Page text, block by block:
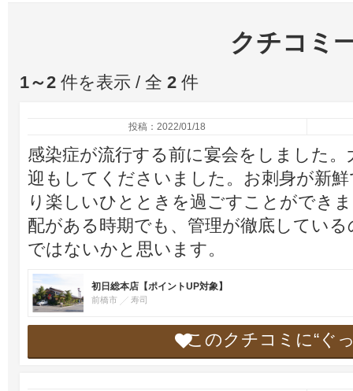
クチコミ
1～2 件を表示 / 全 2 件
投稿：2022/01/18
感染症が流行する前に宴会をしました
迎もしてくださいました。お刺身が新
り楽しいひとときを過ごすことができ
配がある時期でも、管理が徹底してい
ではないかと思います。
初日総本店【ポイントUP対象】
前橋市 寿司
このクチコミに“ぐ